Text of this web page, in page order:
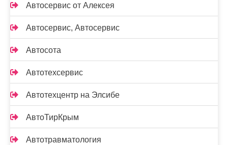
Автосервис от Алексея
Автосервис, Автосервис
Автосота
Автотехсервис
Автотехцентр на Элсибе
АвтоТирКрым
Автотравматология